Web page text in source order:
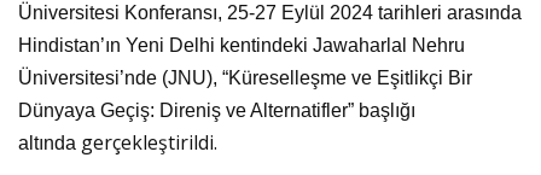
Üniversitesi Konferansı, 25-27 Eylül 2024 tarihleri arasında
Hindistan’ın Yeni Delhi kentindeki Jawaharlal Nehru
Üniversitesi’nde (JNU), “Küreselleşme ve Eşitlikçi Bir
Dünyaya Geçiş: Direniş ve Alternatifler” başlığı
altında gerçekleştirildi.